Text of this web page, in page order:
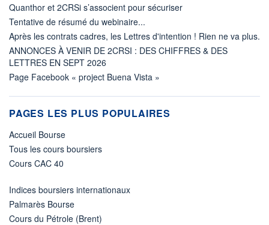
Quanthor et 2CRSi s’associent pour sécuriser
Tentative de résumé du webinaire...
Après les contrats cadres, les Lettres d'intention ! Rien ne va plus.
ANNONCES À VENIR DE 2CRSI : DES CHIFFRES & DES
LETTRES EN SEPT 2026
Page Facebook « project Buena Vista »
PAGES LES PLUS POPULAIRES
Accueil Bourse
Tous les cours boursiers
Cours CAC 40
Indices boursiers internationaux
Palmarès Bourse
Cours du Pétrole (Brent)